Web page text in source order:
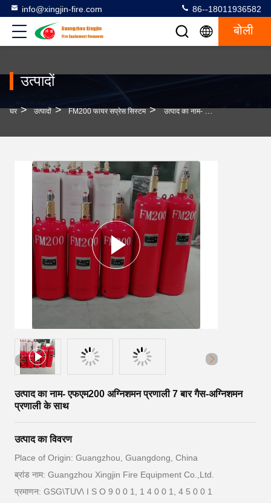
info@xingjin-fire.com 86--18011936582
बोली
उत्पादों
घर > उत्पादों > FM200 फायर सप्रेस सिस्टम > उत्पाद का नाम- एफएम200 अग्निशमन प्रणाली 7 बार गैस-अग्निशमन प्रणाली के साथ
उत्पाद का नाम- एफएम200 अग्निशमन प्रणाली 7 बार गैस-अग्निशमन
प्रणाली के साथ
उत्पाद का विवरण
Place of Origin: Guangzhou, Guangdong, China
ब्रांड नाम: Guangzhou Xingjin Fire Equipment Co.,Ltd.
प्रमाणन: GSG\TUV\ I S O 9 0 0 1, 1 4 0 0 1, 4 5 0 0 1